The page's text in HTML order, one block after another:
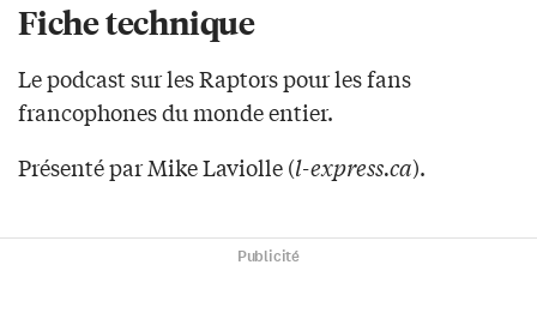
Fiche technique
Le podcast sur les Raptors pour les fans
francophones du monde entier.
Présenté par Mike Laviolle (l-express.ca).
Publicité